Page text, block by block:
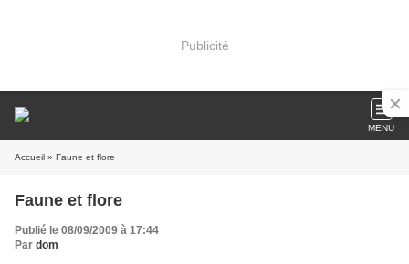
Publicité
MENU
Accueil » Faune et flore
Faune et flore
Publié le 08/09/2009 à 17:44
Par dom